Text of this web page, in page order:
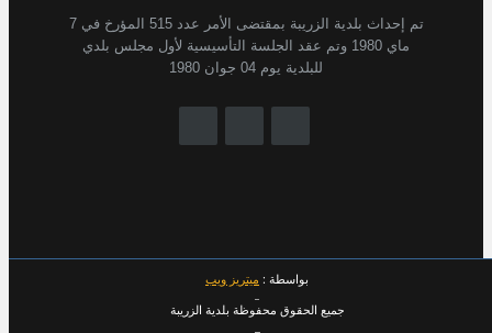
تم إحداث بلدية الزريبة بمقتضى الأمر عدد 515 المؤرخ في 7
ماي 1980 وتم عقد الجلسة التأسيسية لأول مجلس بلدي
للبلدية يوم 04 جوان 1980
بواسطة : ميتريز ويب
جميع الحقوق محفوظة بلدية الزريبة